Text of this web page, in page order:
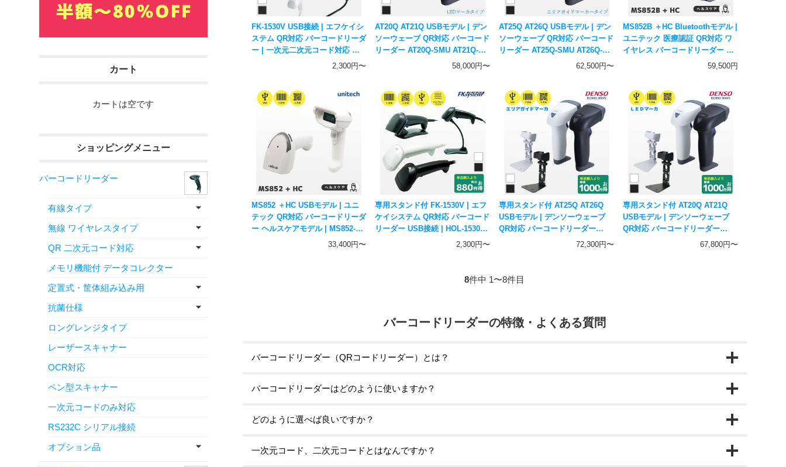
FK-1530V USB接続 | エフケイシ
ステム QR対応 バーコードリーダ
ー | 一次元二次元コード対応 ハ
ンディスキャナー Fksystem2,300円〜
AT20Q AT21Q USBモデル | デン
ソーウェーブ QR対応 バーコード
リーダー AT20Q-SMU AT21Q-
58,000円〜
AT25Q AT26Q USBモデル | デン
ソーウェーブ QR対応 バーコード
リーダー AT25Q-SMU AT26Q-
SMU | エリアガイドマーカ 5年保62,500円〜
MS852B ＋HC Bluetoothモデル |
ユニテック 医療認証 QR対応 ワ
イヤレス バーコードリーダー ヘ
ルスケアモデル 通信用充電台付
対応 ハンディスキャナー
unitech
59,500円
MS852 ＋HC USBモデル | ユニ
テック QR対応 バーコードリーダ
ー ヘルスケアモデル | MS852-
ZUCL00-HG 医療認証 一次元二次
33,400円〜
専用スタンド付 FK-1530V | エフ
ケイシステム QR対応 バーコード
リーダー USB接続 | HOL-1530
一次元二次元コード対応 ハンデ
2,300円〜
専用スタンド付 AT25Q AT26Q
USBモデル | デンソーウェーブ
QR対応 バーコードリーダー
AT25Q-SMU AT26Q-SMU | エリ
ャナー DENSO WAVE
72,300円〜
専用スタンド付 AT20Q AT21Q
USBモデル | デンソーウェーブ
QR対応 バーコードリーダー
AT20Q-SMU AT21Q-SMU | LED
67,800円〜
8件中 1〜8件目
バーコードリーダーの特徴・よくある質問
バーコードリーダー（QRコードリーダー）とは？
バーコードリーダーはどのように使いますか？
どのように選べば良いですか？
一次元コード、二次元コードとはなんですか？
カート
カートは空です
ショッピングメニュー
バーコードリーダー
有線タイプ
無線 ワイヤレスタイプ
QR 二次元コード対応
メモリ機能付 データコレクター
定置式・筐体組み込み用
抗菌仕様
ロングレンジタイプ
レーザースキャナー
OCR対応
ペン型スキャナー
一次元コードのみ対応
RS232C シリアル接続
オプション品